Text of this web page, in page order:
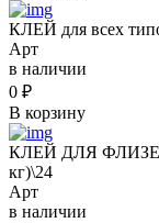
КЛЕЙ для всех
Арт
в наличии
0 ₽
В корзину
КЛЕЙ ДЛЯ
кг)\24
Арт
в наличии